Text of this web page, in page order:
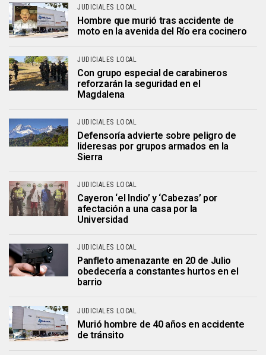
JUDICIALES LOCAL
Hombre que murió tras accidente de
moto en la avenida del Río era cocinero
JUDICIALES LOCAL
Con grupo especial de carabineros
reforzarán la seguridad en el
Magdalena
JUDICIALES LOCAL
Defensoría advierte sobre peligro de
lideresas por grupos armados en la
Sierra
JUDICIALES LOCAL
Cayeron ‘el Indio’ y ‘Cabezas’ por
afectación a una casa por la
Universidad
JUDICIALES LOCAL
Panfleto amenazante en 20 de Julio
obedecería a constantes hurtos en el
barrio
JUDICIALES LOCAL
Murió hombre de 40 años en accidente
de tránsito